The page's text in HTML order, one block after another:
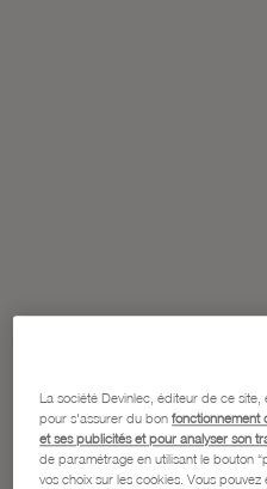
La société Devinlec, éditeur de ce site,
pour s'assurer du bonfonctionnement
et ses publicités et pour analyser son
de paramétrage en utilisant le bouton
vos choix sur les cookies. Vous